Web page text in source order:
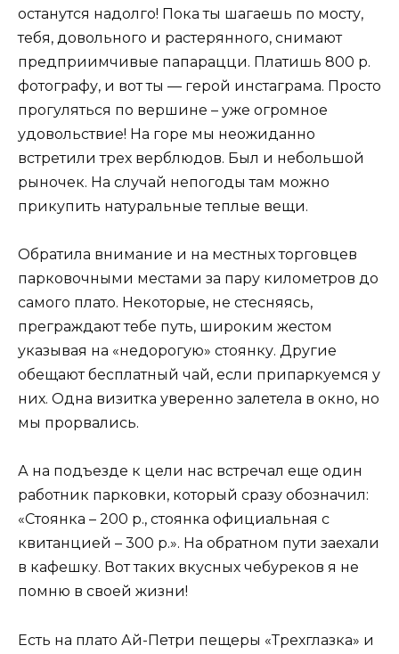
останутся надолго! Пока ты шагаешь по мосту,
тебя, довольного и растерянного, снимают
предприимчивые папарацци. Платишь 800 р.
фотографу, и вот ты — герой инстаграма. Просто
прогуляться по вершине – уже огромное
удовольствие! На горе мы неожиданно
встретили трех верблюдов. Был и небольшой
рыночек. На случай непогоды там можно
прикупить натуральные теплые вещи.
Обратила внимание и на местных торговцев
парковочными местами за пару километров до
самого плато. Некоторые, не стесняясь,
преграждают тебе путь, широким жестом
указывая на «недорогую» стоянку. Другие
обещают бесплатный чай, если припаркуемся у
них. Одна визитка уверенно залетела в окно, но
мы прорвались.
А на подъезде к цели нас встречал еще один
работник парковки, который сразу обозначил:
«Стоянка – 200 р., стоянка официальная с
квитанцией – 300 р.». На обратном пути заехали
в кафешку. Вот таких вкусных чебуреков я не
помню в своей жизни!
Есть на плато Ай-Петри пещеры «Трехглазка» и